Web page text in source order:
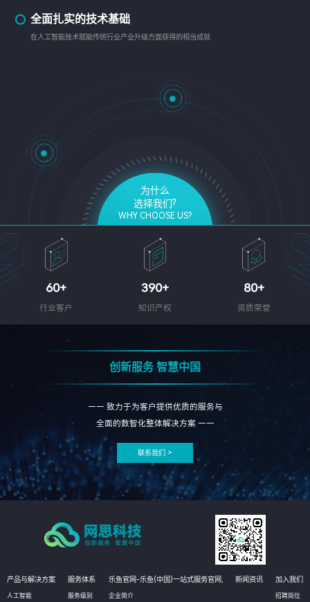
全面扎实的技术基础
在人工智能技术赋能传统行业产业升级方面获得的相当成就
为什么
选择我们?
WHY CHOOSE US?
60+
行业客户
390+
知识产权
80+
资质荣誉
创新服务 智慧中国
—— 致力于为客户提供优质的服务与
全面的数智化整体解决方案 ——
联系我们 >
产品与解决方案
人工智能
服务体系
服务级别
乐鱼官网-乐鱼(中国)一站式服务官网,
企业简介
新闻资讯 加入我们
招聘岗位